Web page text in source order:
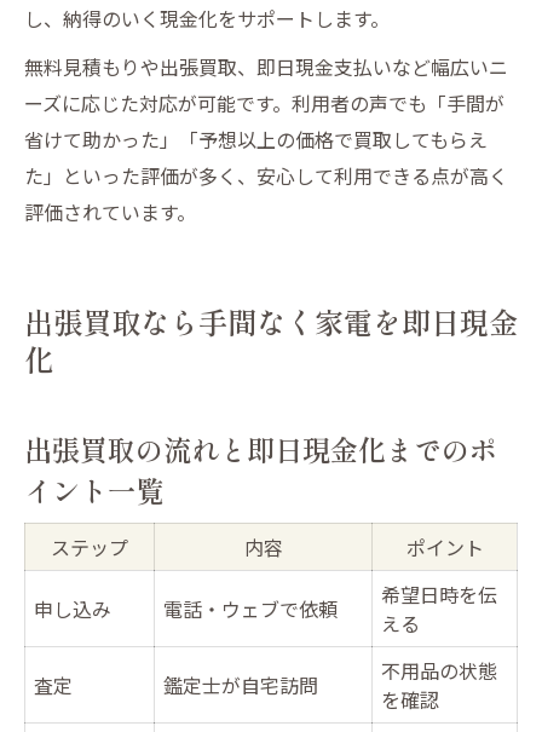
し、納得のいく現金化をサポートします。
無料見積もりや出張買取、即日現金支払いなど幅広いニ
ーズに応じた対応が可能です。利用者の声でも「手間が
省けて助かった」「予想以上の価格で買取してもらえ
た」といった評価が多く、安心して利用できる点が高く
評価されています。
出張買取なら手間なく家電を即日現金
化
出張買取の流れと即日現金化までのポ
イント一覧
ステップ 内容 ポイント
申し込み 電話・ウェブで依頼
希望日時を伝
える
査定 鑑定士が自宅訪問
不用品の状態
を確認